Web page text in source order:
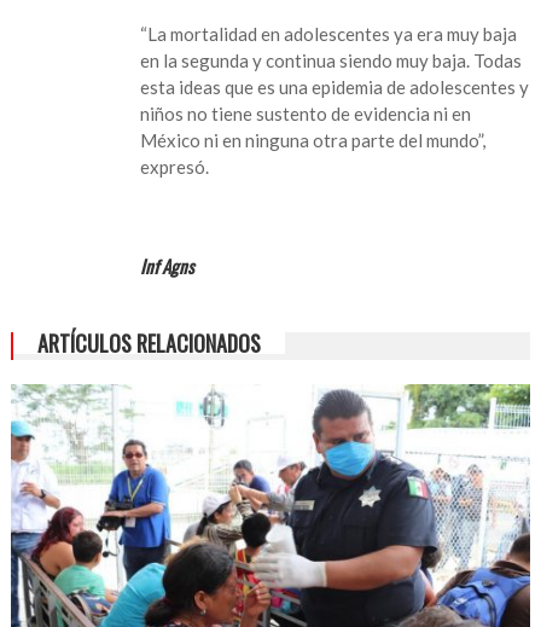
López-
Gatell
“La mortalidad en adolescentes ya era muy baja
en la segunda y continua siendo muy baja. Todas
esta ideas que es una epidemia de adolescentes y
niños no tiene sustento de evidencia ni en
México ni en ninguna otra parte del mundo”,
expresó.
Inf Agns
ARTÍCULOS RELACIONADOS